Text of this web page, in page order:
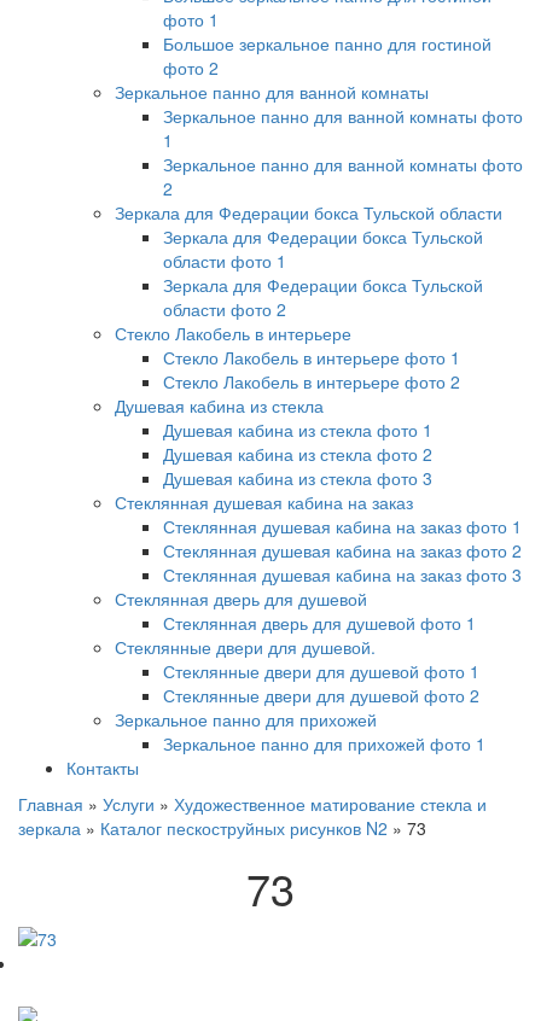
фото 1
Большое зеркальное панно для гостиной
фото 2
Зеркальное панно для ванной комнаты
Зеркальное панно для ванной комнаты фото
1
Зеркальное панно для ванной комнаты фото
2
Зеркала для Федерации бокса Тульской области
Зеркала для Федерации бокса Тульской
области фото 1
Зеркала для Федерации бокса Тульской
области фото 2
Стекло Лакобель в интерьере
Стекло Лакобель в интерьере фото 1
Стекло Лакобель в интерьере фото 2
Душевая кабина из стекла
Душевая кабина из стекла фото 1
Душевая кабина из стекла фото 2
Душевая кабина из стекла фото 3
Стеклянная душевая кабина на заказ
Стеклянная душевая кабина на заказ фото 1
Стеклянная душевая кабина на заказ фото 2
Стеклянная душевая кабина на заказ фото 3
Стеклянная дверь для душевой
Стеклянная дверь для душевой фото 1
Стеклянные двери для душевой.
Стеклянные двери для душевой фото 1
Стеклянные двери для душевой фото 2
Зеркальное панно для прихожей
Зеркальное панно для прихожей фото 1
Контакты
Главная » Услуги » Художественное матирование стекла и
зеркала » Каталог пескоструйных рисунков N2 » 73
73